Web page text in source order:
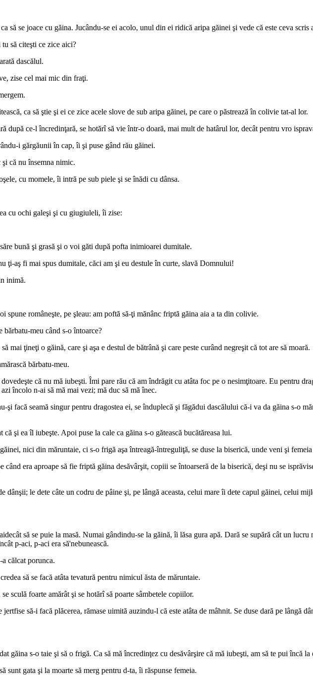
să se joace cu găina. Jucându-se ei acolo, unul din ei ridică aripa găinei şi vede că este ceva scris
să citeşti ce zice aici?
dascălul.
zise cel mai mic din fraţi.
ca să ştie şi ei ce zice acele slove de sub aripa găinei, pe care o păstrează în colivie tat-al lor.
după ce-l încredinţară, se hotărî să vie într-o doară, mai mult de hatârul lor, decât pentru vro
i gărgăunii în cap, îi şi puse gând rău găinei.
că nu însemna nimic.
cu momele, îi intră pe sub piele şi se înădi cu dânsa.
cu ochi galeşi şi cu giugiuleli, îi zise:
bună şi grasă şi o voi găti după pofta inimioarei dumitale.
ţi-aş fi mai spus dumitale, căci am şi eu destule în curte, slavă Domnului!
inimă.
spune româneşte, pe şleau: am poftă să-ţi mănânc friptă găina aia a ta din colivie.
bărbatu-meu când s-o întoarce?
mai ţineţi o găină, care şi aşa e destul de bătrână şi care peste curând negreşit că tot are să moară.
bărbatu-meu.
că nu mă iubeşti. Îmi pare rău că am îndrăgit cu atâta foc pe o nesimţitoare. Eu pentru
încolo n-ai să mă mai vezi; mă duc să mă înec.
şi facă seamă singur pentru dragostea ei, se înduplecă şi făgădui dascălului că-i va da găina s-o
şi ea îl iubeşte. Apoi puse la cale ca găina s-o gătească bucătăreasa lui.
nici din măruntaie, ci s-o frigă aşa întreagă-întreguliţă, se duse la biserică, unde veni şi
era aproape să fie friptă găina desăvârşit, copiii se întoarseră de la biserică, deşi nu se
dânşii; le dete câte un codru de pâine şi, pe lângă aceasta, celui mare îi dete capul găinei, celui
să se puie la masă. Numai gândindu-se la găină, îi lăsa gura apă. Dară se supără cât un lucru
p-aci, p-aci era să'nebunească.
călcat porunca.
să se facă atâta tevatură pentru nimicul ăsta de măruntaie.
sculă foarte amărât şi se hotărî să poarte sâmbetele copiilor.
să-i facă plăcerea, rămase uimită auzindu-l că este atâta de mâhnit. Se duse dară pe lângă
găina s-o taie şi să o frigă. Ca să mă încredinţez cu desăvârşire că mă iubeşti, am să te pui încă
sunt gata şi la moarte să merg pentru d-ta, îi răspunse femeia.